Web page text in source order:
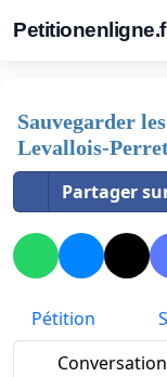
Sauvegarder
Levallois-
Partager
Pétition
Conversation